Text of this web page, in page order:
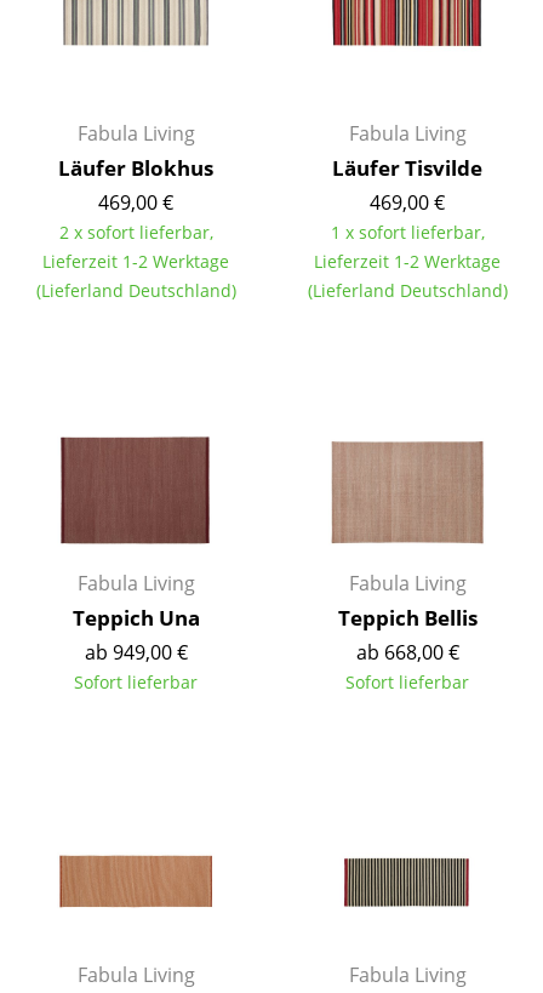
Kleinaufbewahrung
Licht
Hängeleuchten & Deckenleuchten
Tischleuchten
Outdoor-Leuchten
... alle Leuchten
Betten
Kinderbetten
Nachttische & Bettzubehör
Fabula Living
Läufer Blokhus
469,00 €
2 x sofort lieferbar,
Lieferzeit 1-2 Werktage
(Lieferland Deutschland)
Fabula Living
Läufer Tisvilde
469,00 €
1 x sofort lieferbar,
Lieferzeit 1-2 Werktage
(Lieferland Deutschland)
Fabula Living
Teppich Una
ab 949,00 €
Sofort lieferbar
Fabula Living
Teppich Bellis
ab 668,00 €
Sofort lieferbar
Fabula Living Fabula Living